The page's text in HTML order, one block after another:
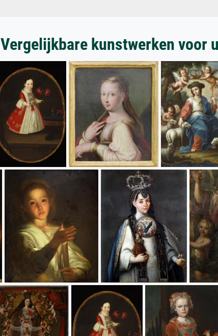
Vergelijkbare kunstwerken voor